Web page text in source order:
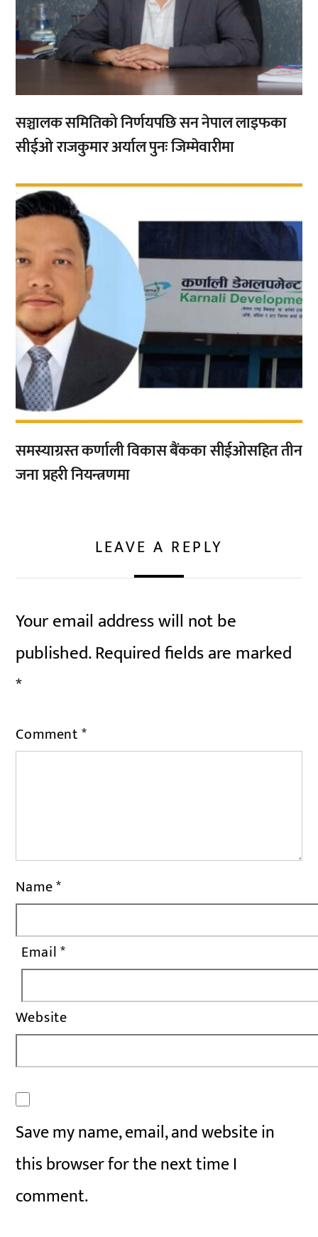
सञ्चालक समितिको निर्णयपछि सन नेपाल लाइफका
सीईओ राजकुमार अर्याल पुनः जिम्मेवारीमा
,
समस्याग्रस्त कर्णाली विकास बैंकका सीईओसहित तीन
जना प्रहरी नियन्त्रणमा
LEAVE A REPLY
Your email address will not be
published.Required fields are marked
*
Comment*
Name*
Email*
Website
Save my name, email, and website in
this browser for the next time I
comment.